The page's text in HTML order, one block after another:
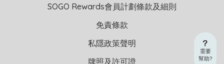
需要
幫助?
SOGO Rewards會員計劃條款及細則
免責條款
私隱政策聲明
牌照及許可證